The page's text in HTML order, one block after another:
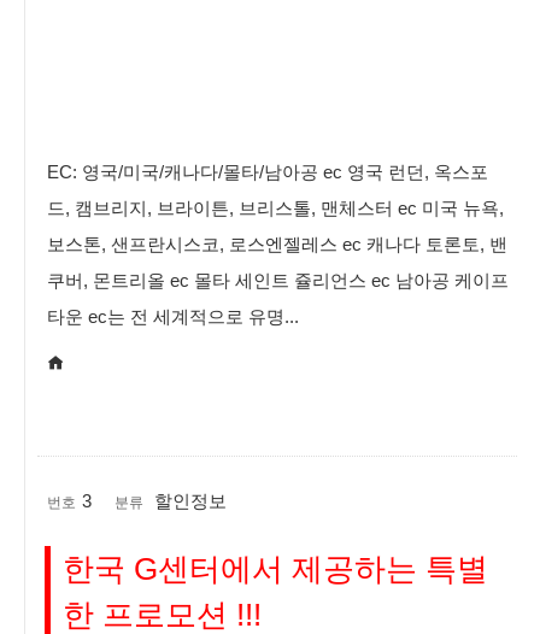
EC: 영국/미국/캐나다/몰타/남아공 ec 영국 런던, 옥스포
드, 캠브리지, 브라이튼, 브리스톨, 맨체스터 ec 미국 뉴욕,
보스톤, 샌프란시스코, 로스엔젤레스 ec 캐나다 토론토, 밴
쿠버, 몬트리올 ec 몰타 세인트 쥴리언스 ec 남아공 케이프
타운 ec는 전 세계적으로 유명...
번호 3 분류 할인정보
한국 G센터에서 제공하는 특별
한 프로모션 !!!